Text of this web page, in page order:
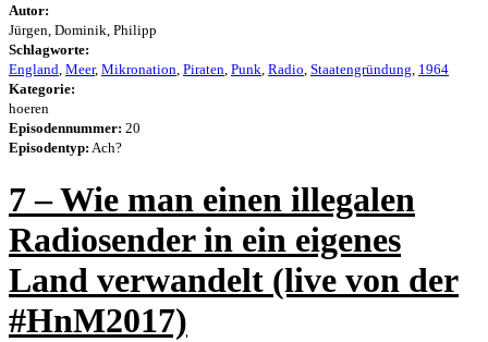
Autor:
Jürgen, Dominik, Philipp
Schlagworte:
England Meer, Mikronation Piraten Punk Radio Staatengründung 1964
Kategorie:
hoeren
Episodennummer: 20
Episodentyp: Ach?
7 – Wie man einen illegalen
Radiosender in ein eigenes
Land verwandelt (live von der
#HnM2017)